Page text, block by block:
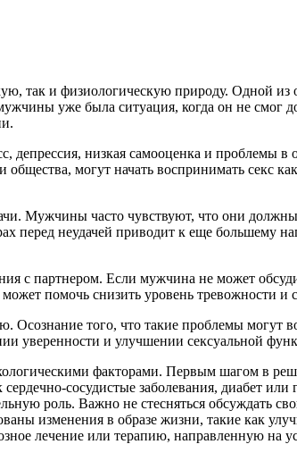
так и физиологическую природу. Одной из
уже была ситуация, когда он не смог
низкая самооценка и проблемы в
могут начать воспринимать секс как
Мужчины часто чувствуют, что они
перед неудачей приводит к еще большему
с партнером. Если мужчина не может
помочь снизить уровень тревожности и
того, что такие проблемы могут
уверенности и улучшении сексуальной
факторами. Первым шагом в
сосудистые заболевания, диабет
роль. Важно не стесняться обсуждать
изменения в образе жизни, такие как
лечение или терапию, направленную на